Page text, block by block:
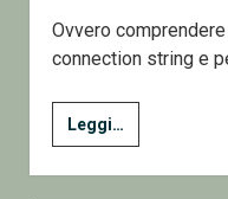
Ovvero
connection string e
Leggi…
password
fantasma…